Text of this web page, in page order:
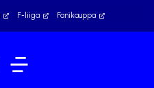
F-liiga Fanikauppa